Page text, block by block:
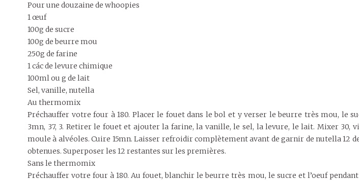
Pour une douzaine de whoopies
1 œuf
100g de sucre
100g de beurre mou
250g de farine
1 các de levure chimique
100ml ou g de lait
Sel, vanille, nutella
Au thermomix
Préchauffer votre four à 180. Placer le fouet dans le bol et y verser le beurre très mou, le
3mn, 37, 3. Retirer le fouet et ajouter la farine, la vanille, le sel, la levure, le lait. Mixer 30,
moule à alvéoles. Cuire 15mn. Laisser refroidir complètement avant de garnir de nutella 12
obtenues. Superposer les 12 restantes sur les premières.
Sans le thermomix
Préchauffer votre four à 180. Au fouet, blanchir le beurre très mou, le sucre et l’oeuf